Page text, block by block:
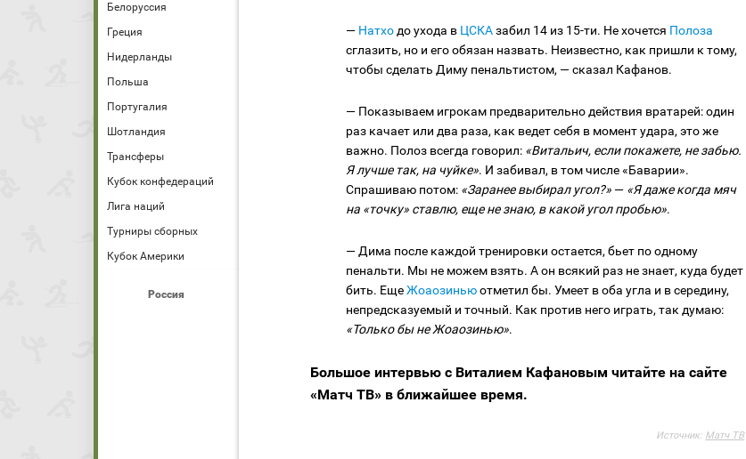
Белоруссия
Греция
Нидерланды
Польша
Португалия
Шотландия
Трансферы
Кубок конфедераций
Лига наций
Турниры сборных
Кубок Америки
Россия
— Натхо до ухода в ЦСКАзабил 14 из 15-ти. Не хочется Полоза
сглазить, но и его обязан назвать. Неизвестно, как пришли к тому,
чтобы сделать Диму пенальтистом, — сказал Кафанов.
— Показываем игрокам предварительно действия вратарей: один
раз качает или два раза, как ведет себя в момент удара, это же
важно. Полоз всегда говорил: «Витальич, если покажете, не забью.
Я лучше так, на чуйке». И забивал, в том числе «Баварии».
Спрашиваю потом: «Заранее выбирал угол?» — «Я даже когда мяч
на «точку» ставлю, еще не знаю, в какой угол пробью».
— Дима после каждой тренировки остается, бьет по одному
пенальти. Мы не можем взять. А он всякий раз не знает, куда будет
бить. ЕщеЖоаозиньюотметил бы. Умеет в оба угла и в середину,
непредсказуемый и точный. Как против него играть, так думаю:
«Только бы не Жоаозинью».
Большое интервью с Виталием Кафановым читайте на сайте
«Матч ТВ» в ближайшее время.
Источник: Матч ТВ